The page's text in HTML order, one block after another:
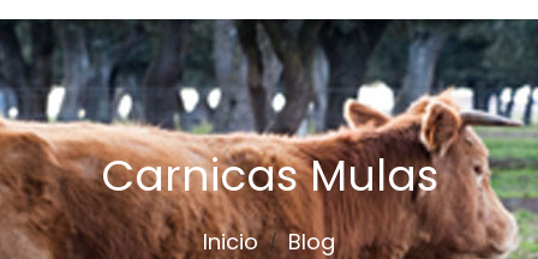
Carnicas Mulas
Inicio / Blog